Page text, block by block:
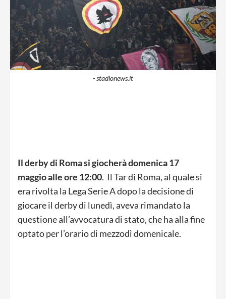
- stadionews.it
Il derby di Roma si giocherà domenica 17
maggio alle ore 12:00. Il Tar di Roma, al quale si
era rivolta la Lega Serie A dopo la decisione di
giocare il derby di lunedì, aveva rimandato la
questione all’avvocatura di stato, che ha alla fine
optato per l’orario di mezzodì domenicale.